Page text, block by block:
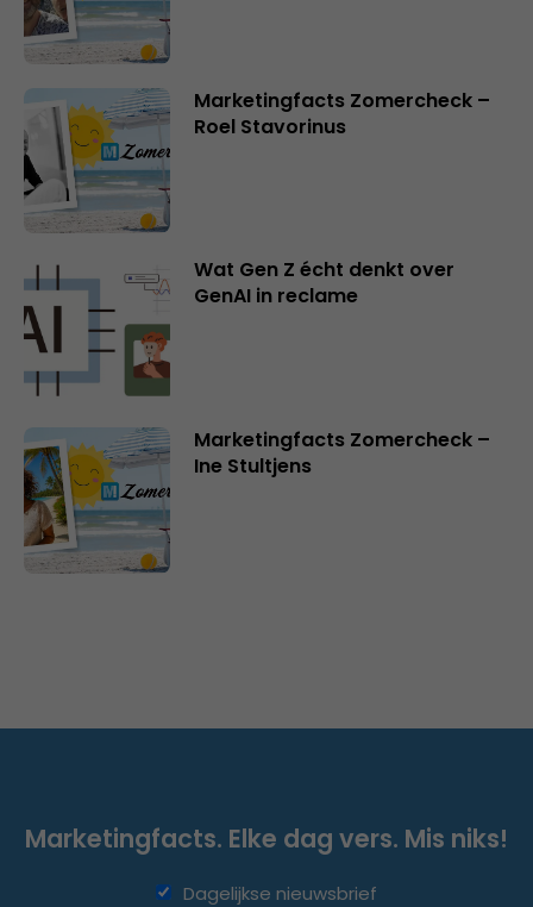
Marketingfacts Zomercheck –
Roel Stavorinus
Wat Gen Z écht denkt over
GenAI in reclame
Marketingfacts Zomercheck –
Ine Stultjens
Marketingfacts. Elke dag vers. Mis niks!
Dagelijkse nieuwsbrief